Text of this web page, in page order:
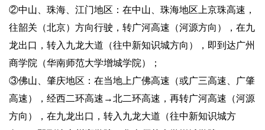
②中山、珠海、江门地区：在中山、珠海地区上京珠高速，
往韶关（北京）方向行驶，转广河高速（河源方向），在九
龙出口，转入九龙大道（往中新知识城方向），即到达广州
商学院（华南师范大学增城学院）；
③佛山、肇庆地区：在当地上广佛高速（或广三高速、广肇
高速），经西二环高速→北二环高速，再转广河高速（河源
方向），在九龙出口，转入九龙大道（往中新知识城方